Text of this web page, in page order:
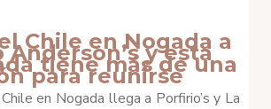
Chile en Nogada a
Anderson’s y esta
tiene más de una
para reunirse
en Nogada llega a Porfirio’s y La